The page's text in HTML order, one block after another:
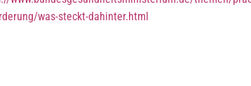
was-steckt-dahinter.html